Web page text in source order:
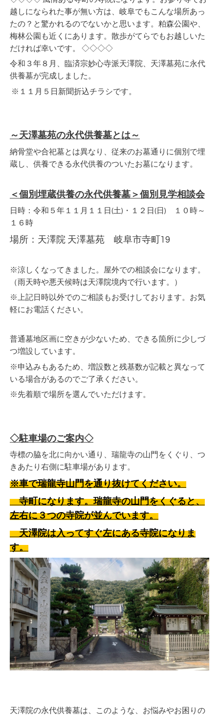
越しになられた事が無い方は、岐阜でもこんな場所あっ
たの？と驚かれるのでないかと思います。粕森公園や、
梅林公園も近くにあります。散歩がてらでもお越しいた
だければ幸いです。 ◇◇◇◇
令和３年８月、臨済宗妙心寺派天澤院、天澤墓苑に永代
供養墓が完成しました。
※１１月５日新聞折込チラシです。
～天澤墓苑の永代供養墓とは～
納骨堂や合祀墓とは異なり、従来のお墓通りに個別で埋
蔵し、供養できる永代供養のついたお墓になります。
＜個別埋蔵供養の永代供養墓＞個別見学相談会
日時：令和５年１１月１１日(土)・１２日(日) １０時～
１６時
場所：天澤院 天澤墓苑 岐阜市寺町19
※涼しくなってきました。屋外での相談会になります。
（雨天時や悪天候時は天澤院境内で行います。）
※上記日時以外でのご相談もお受けしております。お気
軽にお電話ください。
普通墓地区画に空きが少ないため、できる箇所に少しづ
つ増設しています。
※申込みもあるため、増設数と残基数が記載と異なって
いる場合があるのでご了承ください。
※先着順で場所を選んでいただけます。
◇駐車場のご案内◇
寺標の脇を北に向かい通り、瑞龍寺の山門をくぐり、つ
きあたり右側に駐車場があります。
※車で瑞龍寺山門を通り抜けてください。
寺町になります。瑞龍寺の山門をくぐると、
左右に３つの寺院が並んでいます。
天澤院は入ってすぐ左にある寺院になりま
す。
天澤院の永代供養墓は、このような、お悩みやお困りの